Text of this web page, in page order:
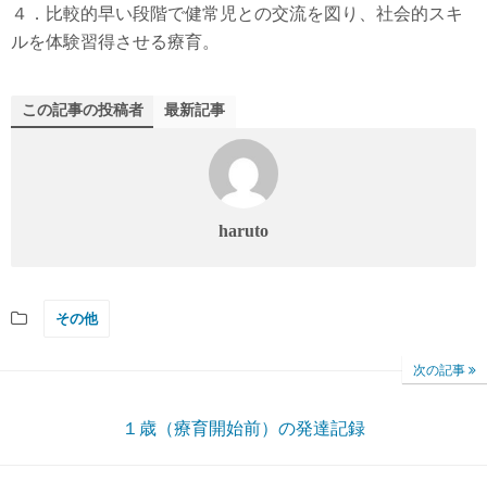
４．比較的早い段階で健常児との交流を図り、社会的スキ
ルを体験習得させる療育。
この記事の投稿者 最新記事
haruto
その他
次の記事
１歳（療育開始前）の発達記録